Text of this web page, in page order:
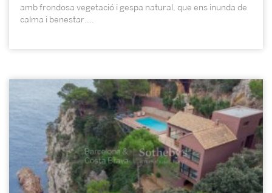
amb frondosa vegetació i gespa natural, que ens inunda de
calma i benestar....